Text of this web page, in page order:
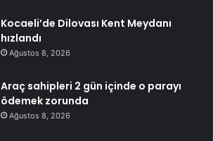
Kocaeli’de Dilovası Kent Meydanı
hızlandı
Ağustos 8, 2026
Araç sahipleri 2 gün içinde o parayı
ödemek zorunda
Ağustos 8, 2026